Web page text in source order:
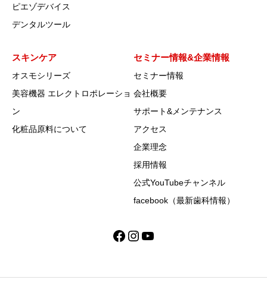
ピエゾデバイス
デンタルツール
スキンケア
オスモシリーズ
美容機器 エレクトロポレーショ
ン
化粧品原料について
セミナー情報&企業情報
セミナー情報
会社概要
サポート&メンテナンス
アクセス
企業理念
採用情報
公式YouTubeチャンネル
facebook（最新歯科情報）
Facebook
Instagram
YouTube